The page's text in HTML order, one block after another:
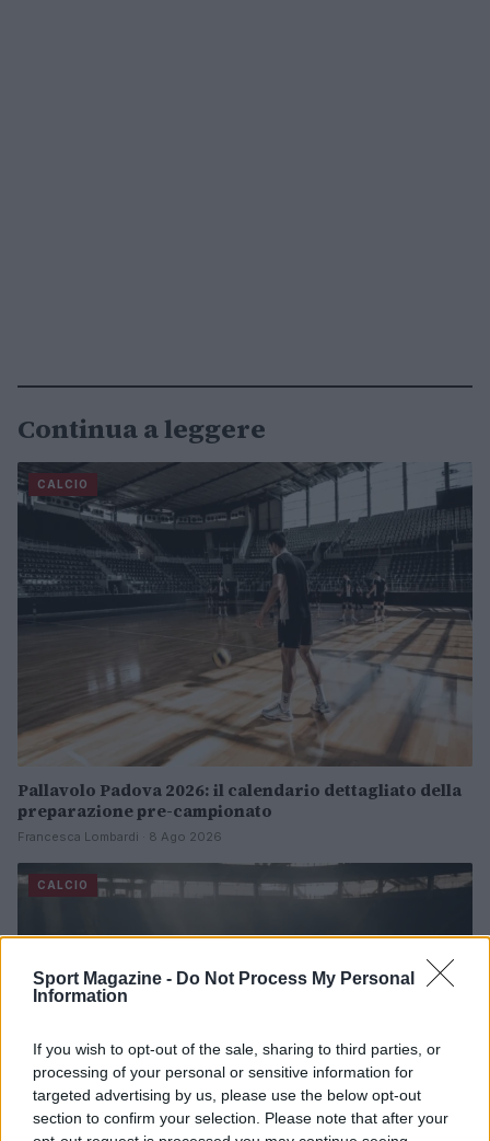
Sport Magazine - Do Not Process My Personal
Information
If you wish to opt-out of the sale, sharing to third parties, or
processing of your personal or sensitive information for
targeted advertising by us, please use the below opt-out
section to confirm your selection. Please note that after your
Continua a leggere
CALCIO
Pallavolo Padova 2026: il calendario dettagliato della
preparazione pre-campionato
Francesca Lombardi · 8 Ago 2026
CALCIO